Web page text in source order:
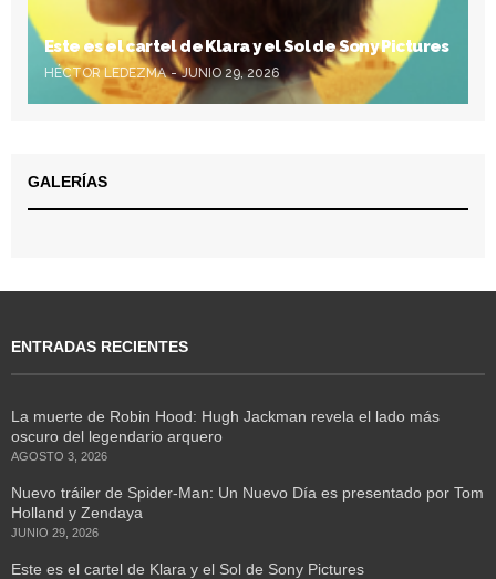
Este es el cartel de Klara y el Sol de Sony Pictures
HÉCTOR LEDEZMA JUNIO 29, 2026
GALERÍAS
ENTRADAS RECIENTES
La muerte de Robin Hood: Hugh Jackman revela el lado más
oscuro del legendario arquero
AGOSTO 3, 2026
Nuevo tráiler de Spider-Man: Un Nuevo Día es presentado por Tom
Holland y Zendaya
JUNIO 29, 2026
Este es el cartel de Klara y el Sol de Sony Pictures